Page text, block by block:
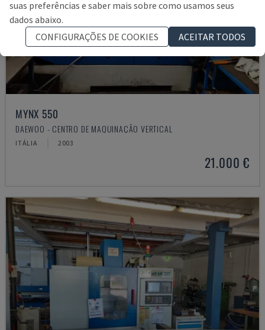
MYNX 550
DAEWOO - CENTRO DE MAQUINAÇÃO VERTICAL
ITÁLIA 2003
21.000 €
suas preferências e saber mais sobre como usamos seus
dados abaixo.
CONFIGURAÇÕES DE COOKIES
ACEITAR TODOS